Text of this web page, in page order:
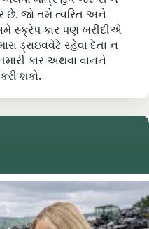
છે. જો તમે ત્વરિત અને
સ્ક્રેપ કાર પણ ખરીદીએ
ડ્રાઇવવેટે રહેવા દેતા ન
કાર અથવા વાનને
શકો.